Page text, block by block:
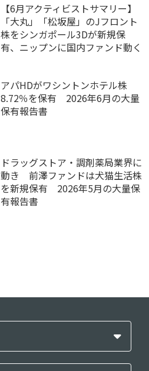
【6月アクティビストサマリー】
「大丸」「松坂屋」のJフロント
株をシンガポール3Dが新規保
有、ニップンに国内ファンド動く
アパHDがワシントンホテル株
8.72％を保有 2026年6月の大量
保有報告書
ドラッグストア・調剤薬局業界に
動き 前澤ファンドは犬猫生活株
を新規保有 2026年5月の大量保
有報告書